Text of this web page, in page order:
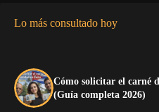
Lo más consultado hoy
Cómo solicitar el carné
(Guía completa 2026)